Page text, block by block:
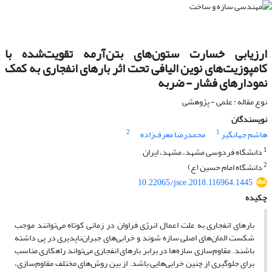
ارزیابی خسارت ستون‌های بتن‌آرمه تقویت‌شده با
کامپوزیت‌های نوین الیافی تحت اثر بارهای انفجاری به کمک
نمودارهای فشار - ضربه
نوع مقاله : علمی - پژوهشی
نویسندگان
هاشم جهانگیر1 محمدرضا معرف‌زاده
2
1 دانشگاه فردوسی مشهد، مشهد، ایران
2دانشگاه امام حسین (ع)
10.22065/jsce.2018.116964.1445
چکیده
بارهای انفجاری به علت اعمال انرژی فراوان در زمانی کوتاه می‌توانند موجب
شکست المان‌های اصلی سازه شوند و خرابی‌های جبران‌ناپدیری در پی داشته
باشند. مقاوم‌سازی سازه‌ها در برابر بارهای انفجاری می‌تواند راهکاری مناسب
برای جلوگیری از چنین خرابی‌هایی باشد. از بین روش‌های مختلف مقاوم‌سازی،